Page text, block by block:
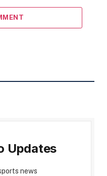
Updates
news